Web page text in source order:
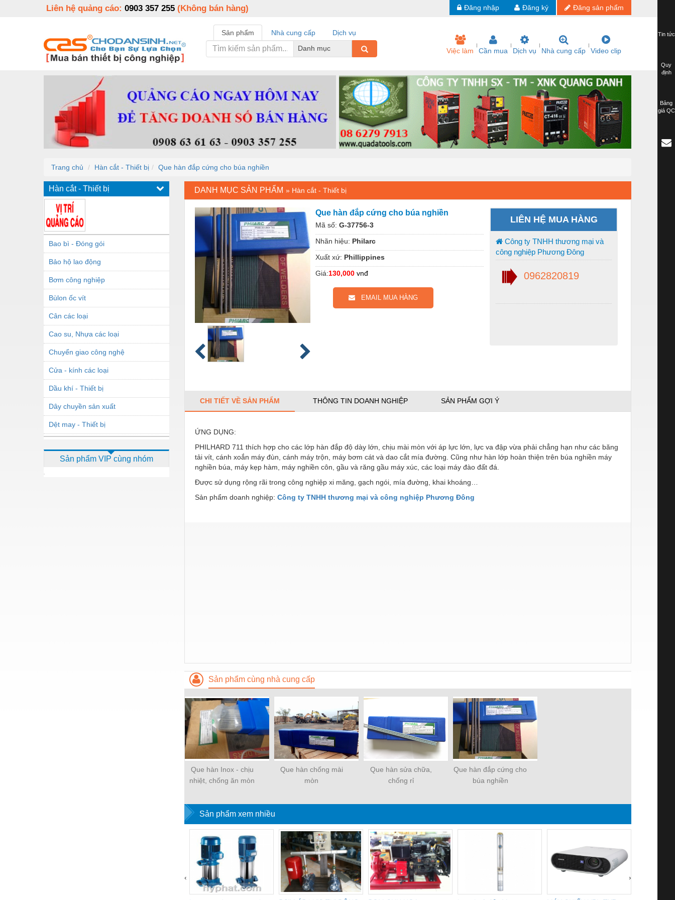
Liên hệ quảng cáo: 0903 357 255 (Không bán hàng) Đăng sản phẩm
Đăng ký
Đăng nhập
Sản phẩm Nhà cung cấp
Dịch vụ
Danh mục
Việc làm Cần mua Dịch vụ Nhà cung cấp Video clip
Trang chủ Hàn cắt - Thiết bị Que hàn đắp cứng cho búa nghiền
Hàn cắt - Thiết bị
Bao bì - Đóng gói
Bảo hộ lao động
Bơm công nghiệp
Bùlon ốc vít
Cân các loại
Cao su, Nhựa các loại
Chuyển giao công nghệ
Cửa - kính các loại
Dầu khí - Thiết bị
Dây chuyền sản xuất
Dệt may - Thiết bị
Dịch vụ - Thi công
Sản phẩm VIP cùng nhóm
DANH MỤC SẢN PHẨM » Hàn cắt - Thiết bị
Que hàn đắp cứng cho búa nghiền
Mã số: G-37756-3
Nhãn hiệu: Philarc
Xuất xứ: Phillippines
Giá:130,000 vnđ
EMAIL MUA HÀNG
LIÊN HỆ MUA HÀNG
Công ty TNHH thương mại và
công nghiệp Phương Đông
0962820819
CHI TIẾT VỀ SẢN PHẨM THÔNG TIN DOANH NGHIỆP SẢN PHẨM GỢI Ý
ỨNG DỤNG:
PHILHARD 711 thích hợp cho các lớp hàn đắp độ dày lớn, chịu mài mòn với áp lực lớn, lực va đập vừa phải chẳng hạn như các băng
tải vít, cánh xoắn máy đùn, cánh máy trộn, máy bơm cát và dao cắt mía đường. Cũng như hàn lớp hoàn thiện trên búa nghiền máy
nghiền búa, máy kẹp hàm, máy nghiền côn, gầu và răng gầu máy xúc, các loại máy đào đất đá.
Được sử dụng rộng rãi trong công nghiệp xi măng, gạch ngói, mía đường, khai khoáng…
Sản phẩm doanh nghiệp: Công ty TNHH thương mại và công nghiệp Phương Đông
Sản phẩm cùng nhà cung cấp
Que hàn Inox - chịu
nhiệt, chống ăn mòn
Que hàn chống mài
mòn
Que hàn sửa chữa,
chống rỉ
Que hàn đắp cứng cho
búa nghiền
Sản phẩm xem nhiều
‹ ›
Tin tức
Quy
định
Bảng
giá QC